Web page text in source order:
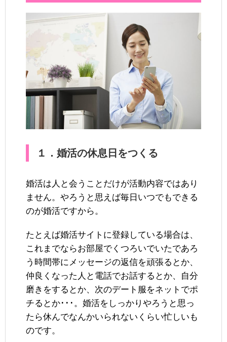
１．婚活の休息日をつくる
婚活は人と会うことだけが活動内容ではあり
ません。やろうと思えば毎日いつでもできる
のが婚活ですから。
たとえば婚活サイトに登録している場合は、
これまでならお部屋でくつろいでいたであろ
う時間帯にメッセージの返信を頑張るとか、
仲良くなった人と電話でお話するとか、自分
磨きをするとか、次のデート服をネットでポ
チるとか･･･。婚活をしっかりやろうと思っ
たら休んでなんかいられないくらい忙しいも
のです。